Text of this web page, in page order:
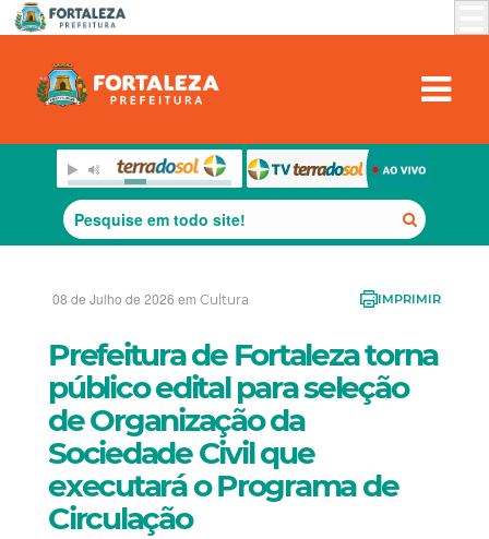
08 de Julho de 2026 em Cultura IMPRIMIR
Prefeitura de Fortaleza torna
público edital para seleção
de Organização da
Sociedade Civil que
executará o Programa de
Circulação